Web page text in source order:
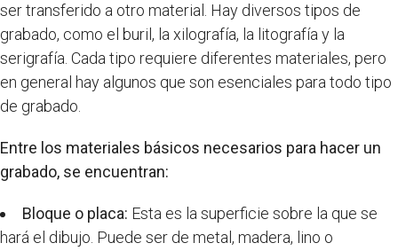
ser transferido a otro material. Hay diversos tipos de
grabado, como el buril, la xilografía, la litografía y la
serigrafía. Cada tipo requiere diferentes materiales, pero
en general hay algunos que son esenciales para todo tipo
de grabado.
Entre los materiales básicos necesarios para hacer un
grabado, se encuentran:
Bloque o placa: Esta es la superficie sobre la que se
hará el dibujo. Puede ser de metal, madera, lino o